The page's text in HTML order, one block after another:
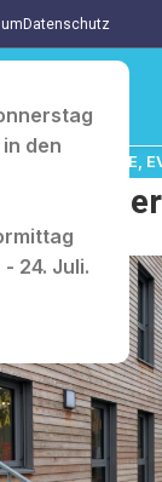
den
24. Juli.
Datenschutz
ANGEBOTE,
Club